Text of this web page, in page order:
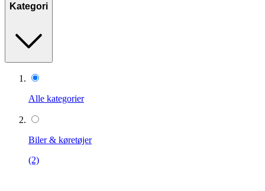
Kategori
Alle kategorier
Biler & køretøjer
(2)